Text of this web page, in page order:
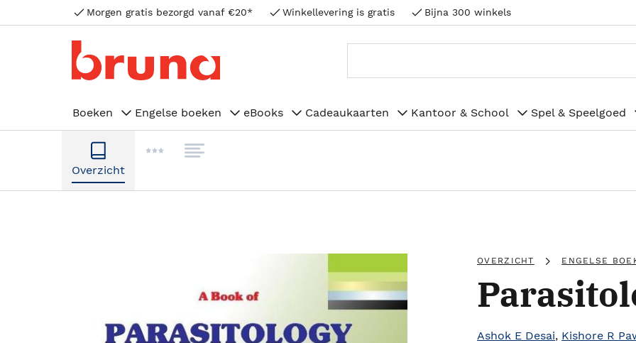
Morgen gratis bezorgd vanaf €20* Winkellevering is gratis Bijna 300 winkels
Boeken Engelse boeken eBooks Cadeaukaarten Kantoor & School Spel & Speelgoed
Overzicht
OVERZICHT ENGELSE
Ashok E Desai, Kishore R